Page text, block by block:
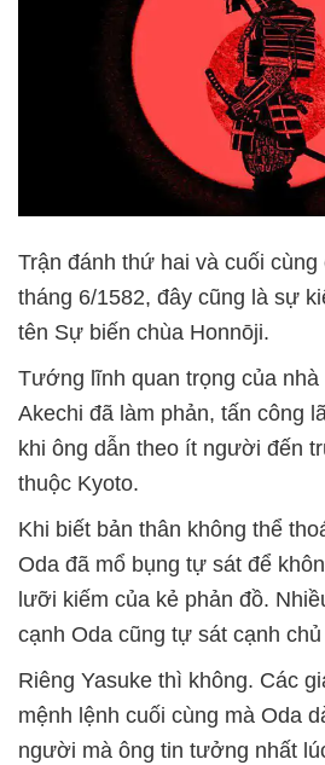
Trận đánh thứ hai và cuối cùng
tháng 6/1582, đây cũng là sự
tên Sự biến chùa Honnōji.
Tướng lĩnh quan trọng của nhà
Akechi đã làm phản, tấn công
khi ông dẫn theo ít người đến
thuộc Kyoto.
Khi biết bản thân không thể
Oda đã mổ bụng tự sát để
lưỡi kiếm của kẻ phản đồ.
cạnh Oda cũng tự sát cạnh
Riêng Yasuke thì không. Các
mệnh lệnh cuối cùng mà Oda
người mà ông tin tưởng nhất